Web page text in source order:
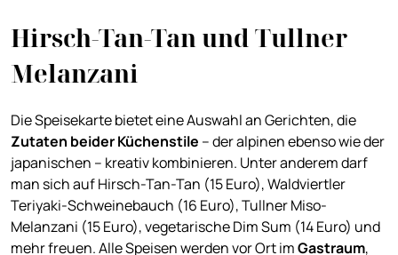
Hirsch-Tan-Tan und Tullner
Melanzani
Die Speisekarte bietet eine Auswahl an Gerichten, die
Zutaten beider Küchenstile – der alpinen ebenso wie der
japanischen – kreativ kombinieren. Unter anderem darf
man sich auf Hirsch-Tan-Tan (15 Euro), Waldviertler
Teriyaki-Schweinebauch (16 Euro), Tullner Miso-
Melanzani (15 Euro), vegetarische Dim Sum (14 Euro) und
mehr freuen. Alle Speisen werden vor Ort imGastraum,